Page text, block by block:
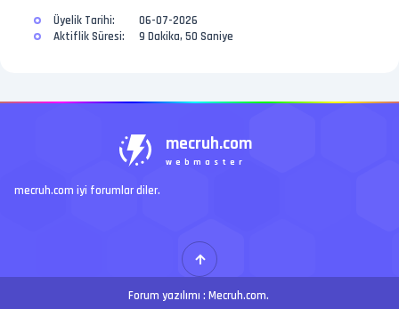
Üyelik Tarihi:
06-07-2026
Aktiflik Süresi:
9 Dakika, 50 Saniye
mecruh.com
webmaster
mecruh.com iyi forumlar diler.
Forum yazılımı : Mecruh.com.